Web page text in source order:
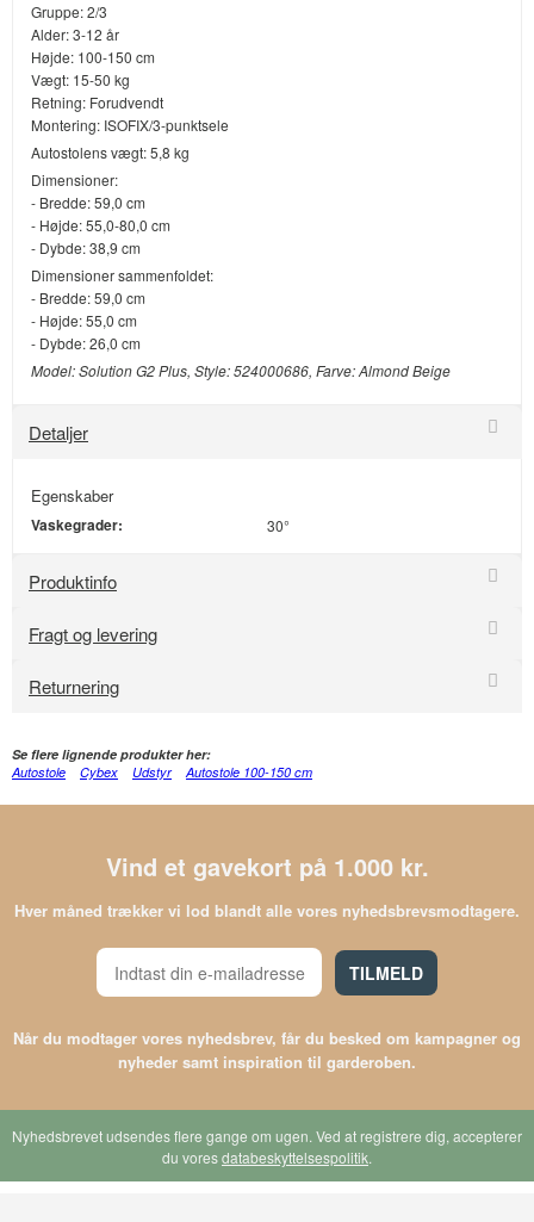
Gruppe: 2/3
Alder: 3-12 år
Højde: 100-150 cm
Vægt: 15-50 kg
Retning: Forudvendt
Montering: ISOFIX/3-punktsele
Autostolens vægt: 5,8 kg
Dimensioner:
- Bredde: 59,0 cm
- Højde: 55,0-80,0 cm
- Dybde: 38,9 cm
Dimensioner sammenfoldet:
- Bredde: 59,0 cm
- Højde: 55,0 cm
- Dybde: 26,0 cm
Model: Solution G2 Plus, Style: 524000686, Farve: Almond Beige
Detaljer
Egenskaber
Vaskegrader: 30°
Produktinfo
Fragt og levering
Returnering
Se flere lignende produkter her:
Autostole
Cybex Udstyr Autostole 100-150 cm
Vind et gavekort på 1.000 kr.
Hver måned trækker vi lod blandt alle vores nyhedsbrevsmodtagere.
TILMELD
Når du modtager vores nyhedsbrev, får du besked om kampagner og
nyheder samt inspiration til garderoben.
Nyhedsbrevet udsendes flere gange om ugen. Ved at registrere dig, accepterer
du voresdatabeskyttelsespolitik.